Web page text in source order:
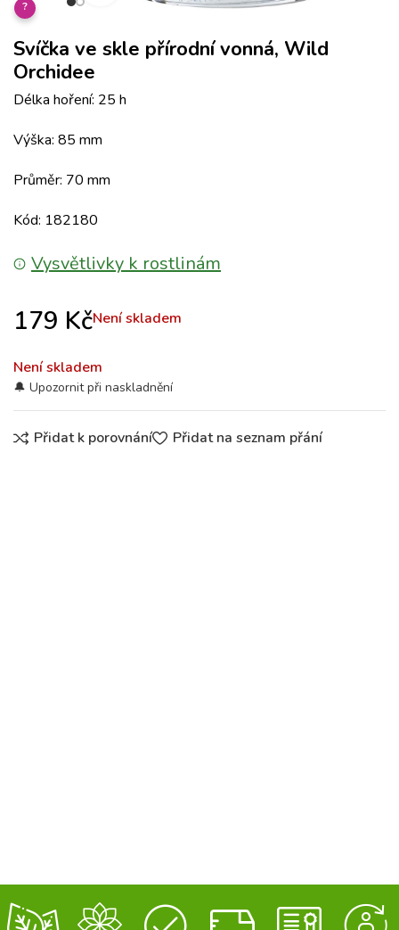
?
Svíčka ve skle přírodní vonná, Wild
Orchidee
Délka hoření: 25 h
Výška: 85 mm
Průměr: 70 mm
Kód: 182180
Vysvětlivky k rostlinám
179 KčNení skladem
Není skladem
Přidat k porovnání Přidat na seznam přání